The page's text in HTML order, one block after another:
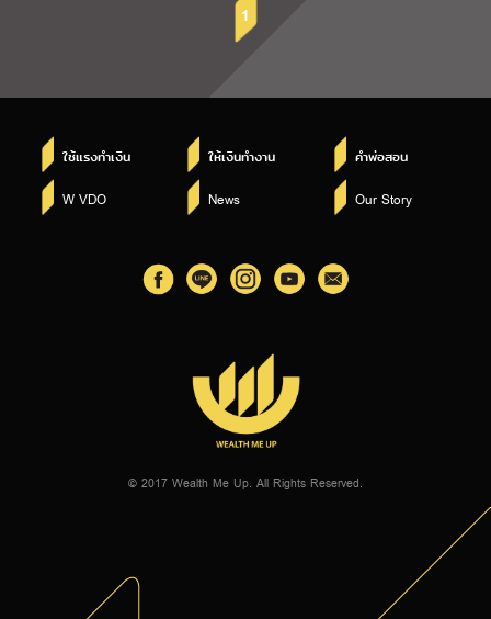
1
ใช้แรงทำเงิน ให้เงินทำงาน คำพ่อสอน
W VDO News Our Story
© 2017 Wealth Me Up. All Rights Reserved.